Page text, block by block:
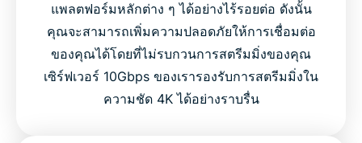
แพลตฟอร์มหลักต่าง ๆ ได้อย่างไร้รอยต่อ ดังนั้น
คุณจะสามารถเพิ่มความปลอดภัยให้การเชื่อมต่อ
ของคุณได้โดยที่ไม่รบกวนการสตรีมมิ่งของคุณ
เซิร์ฟเวอร์ 10Gbps ของเรารองรับการสตรีมมิ่งใน
ความชัด 4K ได้อย่างราบรื่น